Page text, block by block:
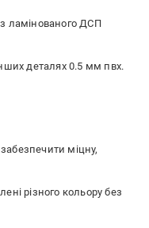
ламінованого ДСП
деталях 0.5 мм пвх.
міцну,
різного кольору без